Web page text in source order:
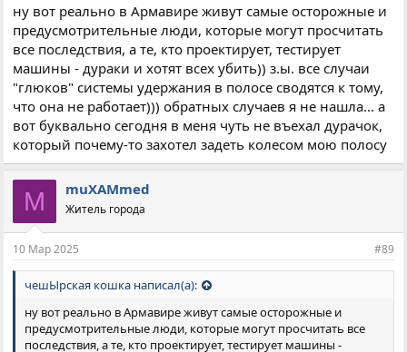
ну вот реально в Армавире живут самые осторожные и
предусмотрительные люди, которые могут просчитать
все последствия, а те, кто проектирует, тестирует
машины - дураки и хотят всех убить)) з.ы. все случаи
"глюков" системы удержания в полосе сводятся к тому,
что она не работает))) обратных случаев я не нашла... а
вот буквально сегодня в меня чуть не въехал дурачок,
который почему-то захотел задеть колесом мою полосу
M muXAMmed
Житель города
10 Мар 2025 #89
чешЫрская кошка написал(а):
ну вот реально в Армавире живут самые осторожные и
предусмотрительные люди, которые могут просчитать все
последствия, а те, кто проектирует, тестирует машины -